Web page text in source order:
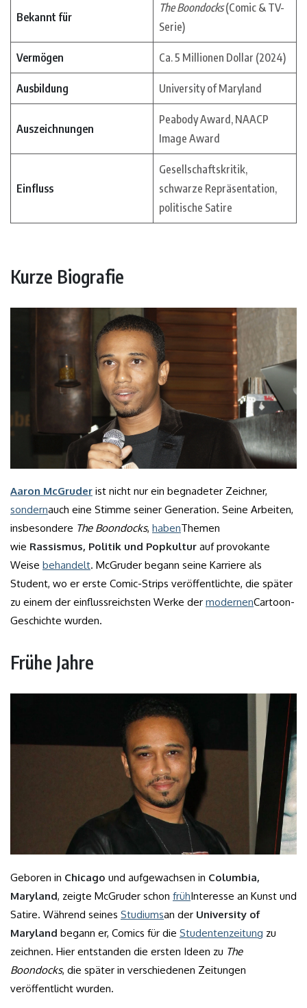
Bekannt für
The Boondocks(Comic & TV-
Serie)
Vermögen Ca. 5 Millionen Dollar (2024)
Ausbildung University of Maryland
Auszeichnungen
Peabody Award, NAACP
Image Award
Einfluss
Gesellschaftskritik,
schwarze Repräsentation,
politische Satire
Kurze Biografie
Aaron McGruder ist nicht nur ein begnadeter Zeichner,
sondernauch eine Stimme seiner Generation. Seine Arbeiten,
insbesondere The Boondocks, habenThemen
wie Rassismus, Politik und Popkultur auf provokante
Weise behandelt. McGruder begann seine Karriere als
Student, wo er erste Comic-Strips veröffentlichte, die später
zu einem der einflussreichsten Werke der modernenCartoon-
Geschichte wurden.
Frühe Jahre
Geboren in Chicago und aufgewachsen in Columbia,
Maryland, zeigte McGruder schon frühInteresse an Kunst und
Satire. Während seines Studiumsan der University of
Maryland begann er, Comics für die Studentenzeitung zu
zeichnen. Hier entstanden die ersten Ideen zu The
Boondocks, die später in verschiedenen Zeitungen
veröffentlicht wurden.